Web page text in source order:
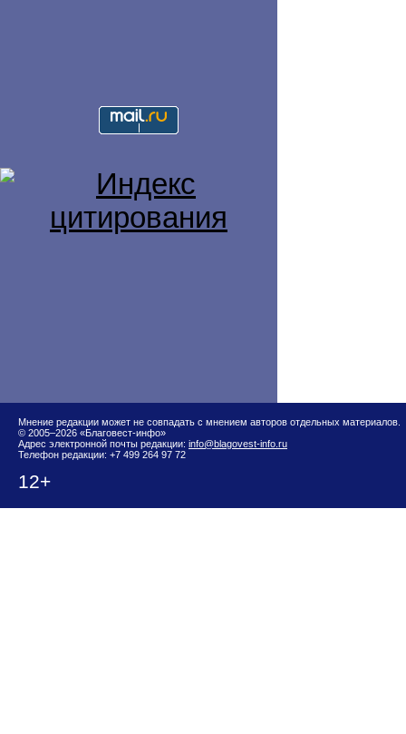
Мнение редакции может не совпадать с мнением авторов отдельных материалов.
© 2005–2026 «Благовест-инфо»
Адрес электронной почты редакции: info@blagovest-info.ru
Телефон редакции: +7 499 264 97 72
12+